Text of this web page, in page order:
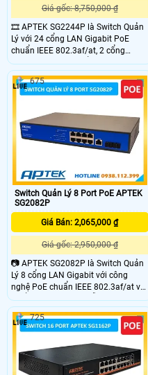
Giá gốc: 8,750,000 ₫
🎞 APTEK SG2244P là Switch Quản
Lý với 24 cổng LAN Gigabit PoE
chuẩn IEEE 802.3af/at, 2 cổng
Gigabit RJ45 và 2 cổng SFP Gigabit.
thiết bị hỗ trợ chia VLAN linh hoạt
và tính năng quản lý mạnh mẽ như
LACP, Spanning Tree, và Loop
ACL, Port Security, ARP Inspection
và DoS Defend
Switch Quản Lý 8 Port PoE APTEK
SG2082P
Giá Bán: 2,065,000 ₫
Giá gốc: 2,950,000 ₫
📷 APTEK SG2082P là Switch Quản
Lý 8 cổng LAN Gigabit với công
nghệ PoE chuẩn IEEE 802.3af/at và
2 cổng SFP Gigabit, hỗ trợ nhiều
tính năng bảo mật và quản lý
mạng. Thiết bị hỗ trợ chia VLAN
802.1q, VLAN theo cổng, MAC và
theo dõi mức tiêu thụ năng lượng
từng cổng, hỗ trợ tính năng như
LACP, Spanning Tree, Loop detection
675
725